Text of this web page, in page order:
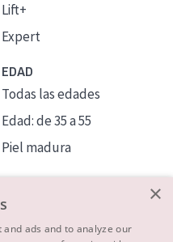
Lift+
Expert
EDAD
Todas las edades
Edad: de 35 a 55
Piel madura
×
ads and to analyze our